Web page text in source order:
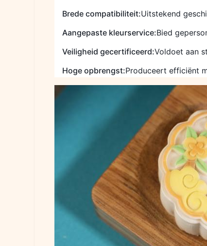
Brede compatibiliteit:Uitstekend
Aangepaste kleurservice:Bied
Veiligheid gecertificeerd:Voldoet aan
Hoge opbrengst:Produceert efficiënt